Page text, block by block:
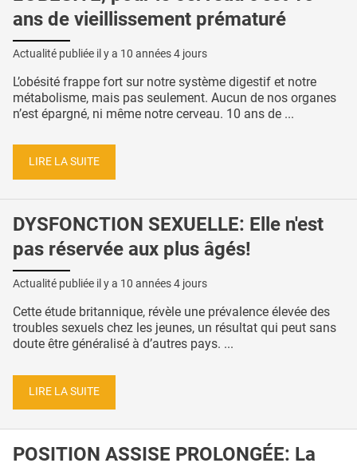
ans de vieillissement prématuré
Actualité publiée il y a 10 années 4 jours
L’obésité frappe fort sur notre système digestif et notre
métabolisme, mais pas seulement. Aucun de nos organes
n’est épargné, ni même notre cerveau. 10 ans de ...
LIRE LA SUITE
DYSFONCTION SEXUELLE: Elle n'est
pas réservée aux plus âgés!
Actualité publiée il y a 10 années 4 jours
Cette étude britannique, révèle une prévalence élevée des
troubles sexuels chez les jeunes, un résultat qui peut sans
doute être généralisé à d’autres pays. ...
LIRE LA SUITE
POSITION ASSISE PROLONGÉE: La